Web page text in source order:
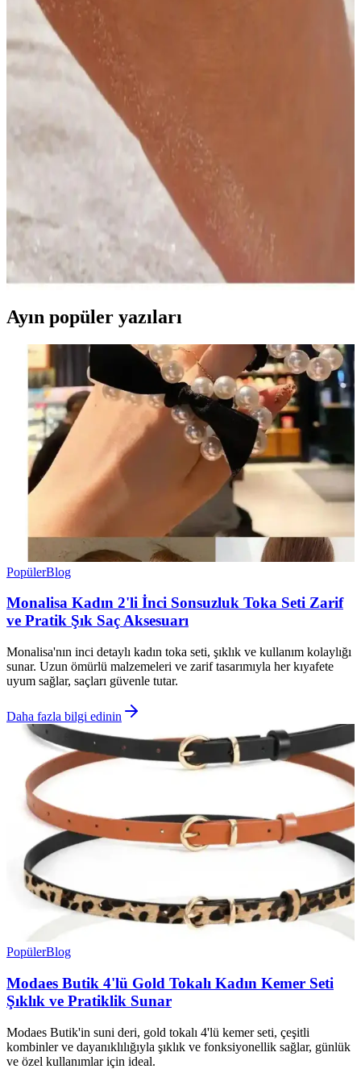
İki popüler boncuk halhal seti olan Gypsy Girl ve Petek aksesuarlar
arasındaki farklar ve benzerlikler, materyal, renk ve dayanıklılık
açısından detaylı karşılaştırma ile sizin için en uygun seçimi
yapmanıza yardımcı oluyor.
Kadın Gümüş Halhal ve Kristal Taşlı Halhal
Karşılaştırması ve Seçenekler Rehberi
Kadınlar için gümüş ve kristal taşlı halhal modellerinin özellikleri,
kullanıcı yorumları ve seçim ipuçlarıyla ilgili detaylı karşılaştırma.
Hangi halhalın sizin tarzınıza uygun olduğunu keşfedin.
Monalisa Kadın Altın Yıldız Halhal: Modern ve Şık
Takı Seçenekleri
Monalisa Kadın Altın Yıldız Halhal, gençlerin stiline uygun, şık ve
dayanıklı gümüş kaplama tasarımıyla hem gündelik hem de özel
günlerde tercih edilir.
Ayın popüler yazıları
PopülerBlog
Monalisa Kadın 2'li İnci Sonsuzluk Toka Seti Zarif
ve Pratik Şık Saç Aksesuarı
Monalisa'nın inci detaylı kadın toka seti, şıklık ve kullanım kolaylığı
sunar. Uzun ömürlü malzemeleri ve zarif tasarımıyla her kıyafete
uyum sağlar, saçları güvenle tutar.
Daha fazla bilgi edinin
PopülerBlog
Modaes Butik 4'lü Gold Tokalı Kadın Kemer Seti
Şıklık ve Pratiklik Sunar
Modaes Butik'in suni deri, gold tokalı 4'lü kemer seti, çeşitli
kombinler ve dayanıklılığıyla şıklık ve fonksiyonellik sağlar, günlük
ve özel kullanımlar için ideal.